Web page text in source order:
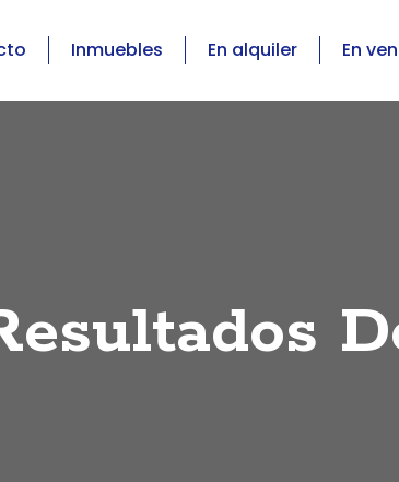
Inmuebles En alquiler En